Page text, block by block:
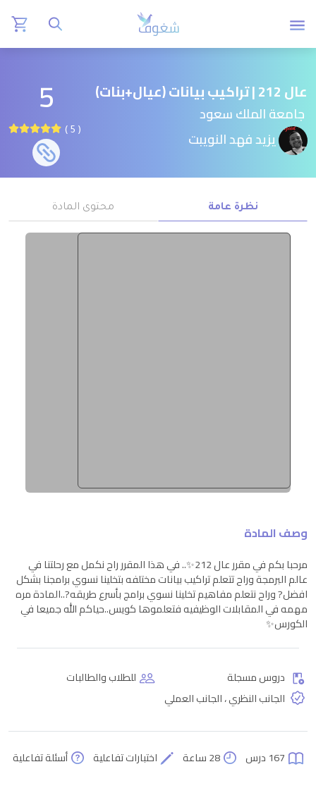
عال 212 | تراكيب بيانات (عيال+بنات)
جامعة الملك سعود
يزيد فهد النويبت
5
( 5 )
نظرة عامة محتوى المادة
وصف المادة
مرحبا بكم في مقرر عال 212✨.. في هذا المقرر راح نكمل مع رحلتنا في
عالم البرمجة وراح تتعلم تراكيب بيانات مختلفه بتخلينا نسوي برامجنا بشكل
افضل? وراح نتعلم مفاهيم تخلينا نسوي برامج بأسرع طريقه?..المادة مره
مهمه في المقابلات الوظيفيه فتعلموها كويس..حياكم الله جميعا في
الكورس✨
دروس مسجلة
للطلاب والطالبات
الجانب النظري ، الجانب العملي
167 درس 28 ساعة اختبارات تفاعلية أسئلة تفاعلية